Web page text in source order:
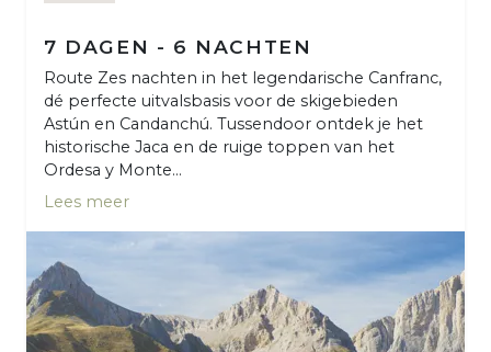
7 DAGEN - 6 NACHTEN
Route Zes nachten in het legendarische Canfranc,
dé perfecte uitvalsbasis voor de skigebieden
Astún en Candanchú. Tussendoor ontdek je het
historische Jaca en de ruige toppen van het
Ordesa y Monte...
Lees meer